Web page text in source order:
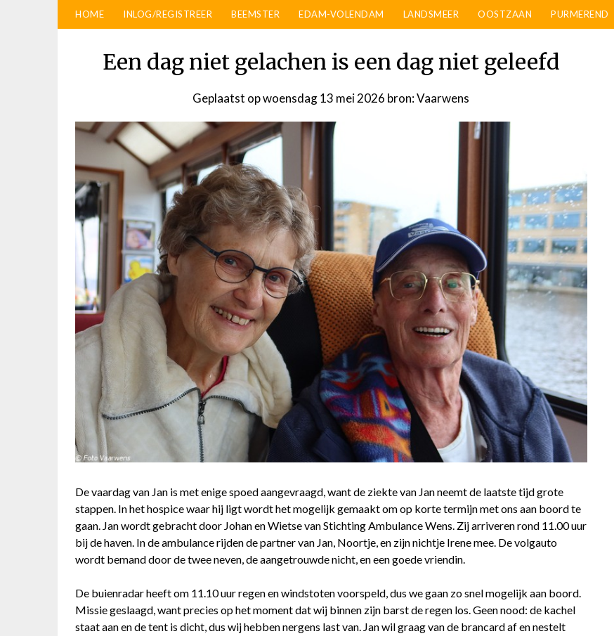
HOME INLOG/REGISTREER BEEMSTER EDAM-VOLENDAM LANDSMEER OOSTZAAN PURMEREND
Een dag niet gelachen is een dag niet geleefd
Geplaatst opwoensdag 13 mei 2026 door
bron: Vaarwens
De vaardag van Jan is met enige spoed aangevraagd, want de ziekte van Jan neemt de laatste tijd grote
stappen. In het hospice waar hij ligt wordt het mogelijk gemaakt om op korte termijn met ons aan boord te
gaan. Jan wordt gebracht door Johan en Wietse van Stichting Ambulance Wens. Zij arriveren rond 11.00 uur
bij de haven. In de ambulance rijden de partner van Jan, Noortje, en zijn nichtje Irene mee. De volgauto
wordt bemand door de twee neven, de aangetrouwde nicht, en een goede vriendin.
De buienradar heeft om 11.10 uur regen en windstoten voorspeld, dus we gaan zo snel mogelijk aan boord.
Missie geslaagd, want precies op het moment dat wij binnen zijn barst de regen los. Geen nood: de kachel
staat aan en de tent is dicht, dus wij hebben nergens last van. Jan wil graag van de brancard af en nestelt